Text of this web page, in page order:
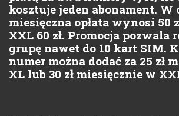
kosztuje jeden abonament. W
miesięczna opłata wynosi 50
XXL 60 zł. Promocja pozwala
grupę nawet do 10 kart SIM.
numer można dodać za 25 zł
XL lub 30 zł miesięcznie w